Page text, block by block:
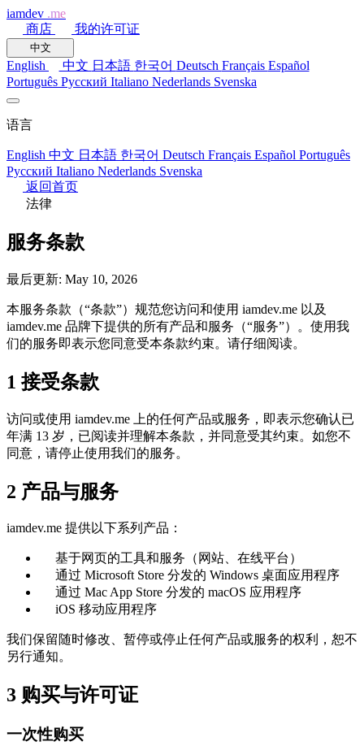
iamdev .me
商店
我的许可证
中文
English 中文 日本語 한국어 Deutsch Français Español
Português Русский Italiano Nederlands Svenska
语言
English 中文 日本語 한국어 Deutsch Français Español Português
Русский Italiano Nederlands Svenska
返回首页
法律
服务条款
最后更新: May 10, 2026
本服务条款（“条款”）规范您访问和使用 iamdev.me 以及
iamdev.me 品牌下提供的所有产品和服务（“服务”）。使用我
们的服务即表示您同意受本条款约束。请仔细阅读。
1 接受条款
访问或使用 iamdev.me 上的任何产品或服务，即表示您确认已
年满 13 岁，已阅读并理解本条款，并同意受其约束。如您不
同意，请停止使用我们的服务。
2 产品与服务
iamdev.me 提供以下系列产品：
基于网页的工具和服务（网站、在线平台）
通过 Microsoft Store 分发的 Windows 桌面应用程序
通过 Mac App Store 分发的 macOS 应用程序
iOS 移动应用程序
我们保留随时修改、暂停或停止任何产品或服务的权利，恕不
另行通知。
3 购买与许可证
一次性购买